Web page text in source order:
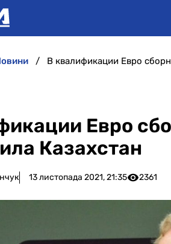
новини В квалификации Евро
Евро
Казахстан
13 листопада 2021, 21:35 2361